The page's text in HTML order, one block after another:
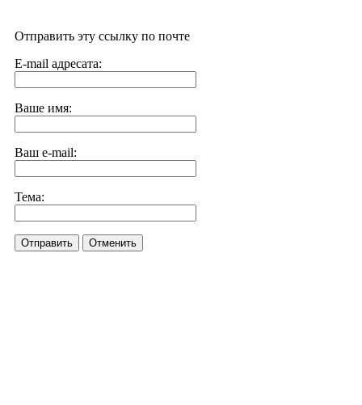
Отправить эту ссылку по почте
E-mail адресата:
Ваше имя:
Ваш e-mail:
Тема:
Отправить Отменить